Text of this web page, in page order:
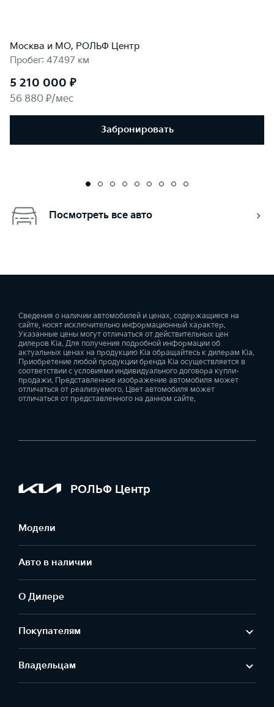
Москва и МО, РОЛЬФ Центр
Пробег: 47497 км
5 210 000 ₽
56 880 ₽/мес
Забронировать
Посмотреть все авто
Сведения о наличии автомобилей и ценах, содержащиеся на
сайте, носят исключительно информационный характер.
Указанные цены могут отличаться от действительных цен
дилеров Kia. Для получения подробной информации об
актуальных ценах на продукцию Kia обращайтесь к дилерам Kia.
Приобретение любой продукции бренда Kia осуществляется в
соответствии с условиями индивидуального договора купли-
продажи. Представленное изображение автомобиля может
отличаться от реализуемого. Цвет автомобиля может
отличаться от представленного на данном сайте.
РОЛЬФ Центр
Модели
Авто в наличии
О Дилере
Покупателям
Владельцам